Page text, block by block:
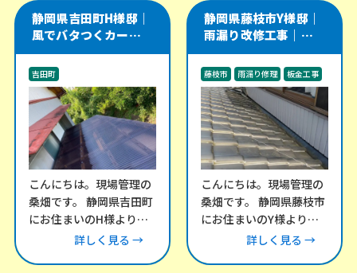
静岡県吉田町H様邸｜
風でバタつくカーポー
ト・テラス屋根の波板
交換工事
吉田町
その他のリフォーム工事
外構工事
こんにちは。現場管理の
桑畑です。 静岡県吉田町
にお住まいのH様より、
「風が強い日にカーポー
詳しく見る →
静岡県藤枝市Y様邸｜
雨漏り改修工事｜瓦屋
根と谷樋・外壁取り合
い部を板金で補修
藤枝市 雨漏り修理 板金工事
こんにちは。現場管理の
桑畑です。 静岡県藤枝市
にお住まいのY様より、
雨漏りについてお問い合
詳しく見る →